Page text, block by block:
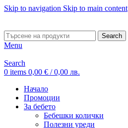
Skip to navigation Skip to main content
Search
Menu
Search
0 items 0,00 € / 0,00 лв.
Начало
Промоции
За бебето
Бебешки колички
Полезни уреди